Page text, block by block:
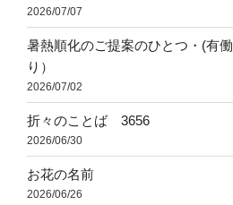
2026/07/07
暑熱順化のご提案のひとつ・(有
り）
2026/07/02
折々のことば 3656
2026/06/30
お花の名前
2026/06/26